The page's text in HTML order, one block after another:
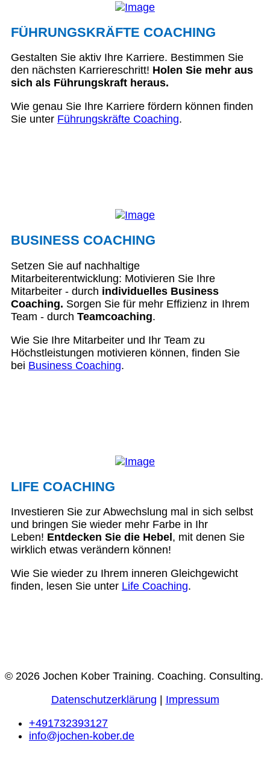
FÜHRUNGSKRÄFTE COACHING
Gestalten Sie aktiv Ihre Karriere. Bestimmen Sie
den nächsten Karriereschritt! Holen Sie mehr aus
sich als Führungskraft heraus.
Wie genau Sie Ihre Karriere fördern können finden
Sie unter Führungskräfte Coaching.
BUSINESS COACHING
Setzen Sie auf nachhaltige
Mitarbeiterentwicklung: Motivieren Sie Ihre
Mitarbeiter - durch individuelles Business
Coaching. Sorgen Sie für mehr Effizienz in Ihrem
Team - durch Teamcoaching.
Wie Sie Ihre Mitarbeiter und Ihr Team zu
Höchstleistungen motivieren können, finden Sie
bei Business Coaching.
LIFE COACHING
Investieren Sie zur Abwechslung mal in sich selbst
und bringen Sie wieder mehr Farbe in Ihr
Leben! Entdecken Sie die Hebel , mit denen Sie
wirklich etwas verändern können!
Wie Sie wieder zu Ihrem inneren Gleichgewicht
finden, lesen Sie unter Life Coaching.
© 2026 Jochen Kober Training. Coaching. Consulting.
Datenschutzerklärung
Impressum
+491732393127
info@jochen-kober.de